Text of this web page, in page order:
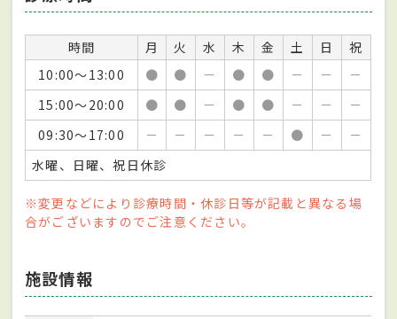
時間 月 火 水 木 金 土 日
祝
10:00～13:00
● ● － ● ● － －
－
15:00～20:00
● ● － ● ● － －
－
09:30～17:00
－ － － － － ● －
－
水曜、日曜、祝日休診
※変更などにより診療時間・休診日等が記載と異なる場
合がございますのでご注意ください。
施設情報